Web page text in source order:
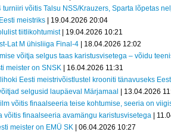
turniiri võitis Talsu NSS/Krauzers, Sparta lõpetas
meistriks | 19.04.2026 20:04
tiitlikohtumist| 19.04.2026 10:21
Lat M ühisliiga Final-4 | 18.04.2026 12:02
võitja selgus taas karistusvisetega – võidu
meister on SNSK | 16.04.2026 11:31
Eesti meistrivõistlustel krooniti tänavuseks
selgusid laupäeval Märjamaal
| 13.04.2026
võitis finaalseeria teise kohtumise, seeria on
võitis finaalseeria avamängu karistusvisetega |
meister on EMÜ SK | 06.04.2026 10:27